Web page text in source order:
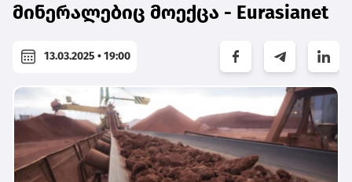
მინერალებიც მოექცა - Eurasianet
13.03.2025 • 19:00